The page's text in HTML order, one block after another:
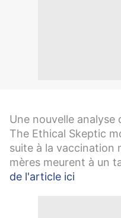
Une nouvelle analyse
The Ethical Skeptic
suite à la vaccination
mères meurent à un
de l'article ici